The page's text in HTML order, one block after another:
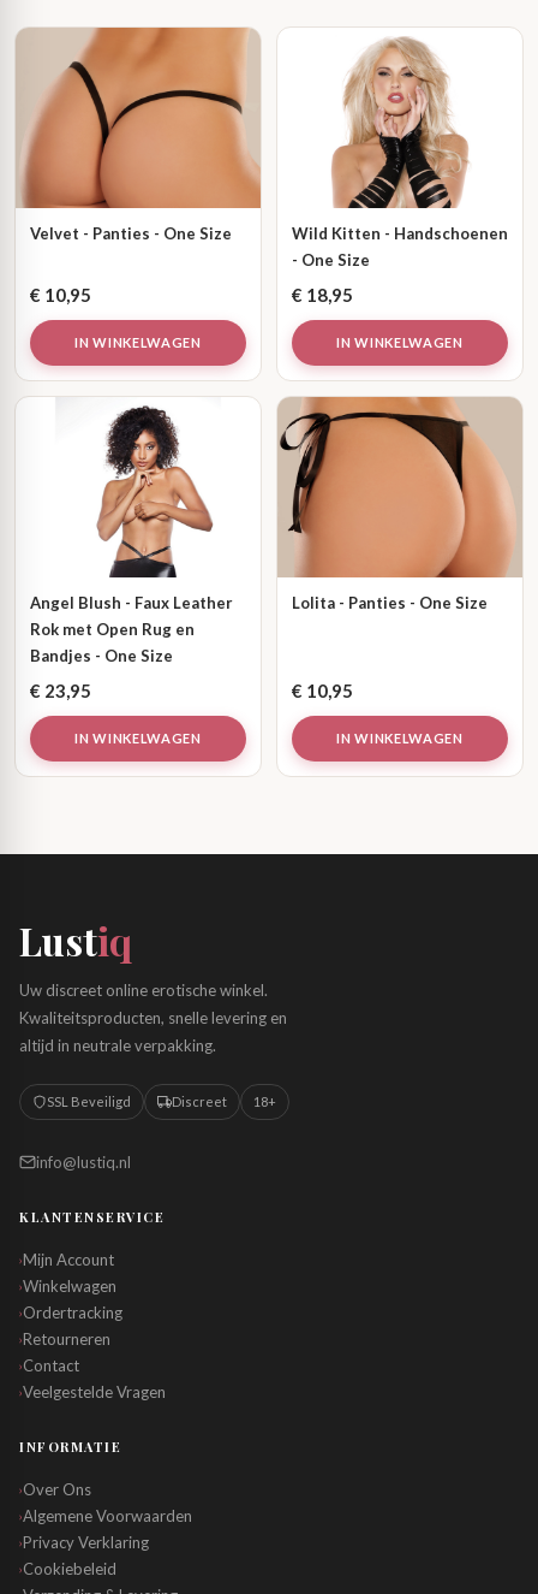
Velvet - Panties - One Size
€ 10,95
IN WINKELWAGEN
Wild Kitten - Handschoenen
- One Size
€ 18,95
IN WINKELWAGEN
Angel Blush - Faux Leather
Rok met Open Rug en
Bandjes - One Size
€ 23,95
IN WINKELWAGEN
Lolita - Panties - One Size
€ 10,95
IN WINKELWAGEN
Lustiq
Uw discreet online erotische winkel.
Kwaliteitsproducten, snelle levering en
altijd in neutrale verpakking.
SSL Beveiligd Discreet 18+
info@lustiq.nl
KLANTENSERVICE
›Mijn Account
›Winkelwagen
›Ordertracking
›Retourneren
›Contact
›Veelgestelde Vragen
INFORMATIE
›Over Ons
›Algemene Voorwaarden
›Privacy Verklaring
›Cookiebeleid